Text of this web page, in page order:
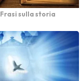
Frasi sulla storia